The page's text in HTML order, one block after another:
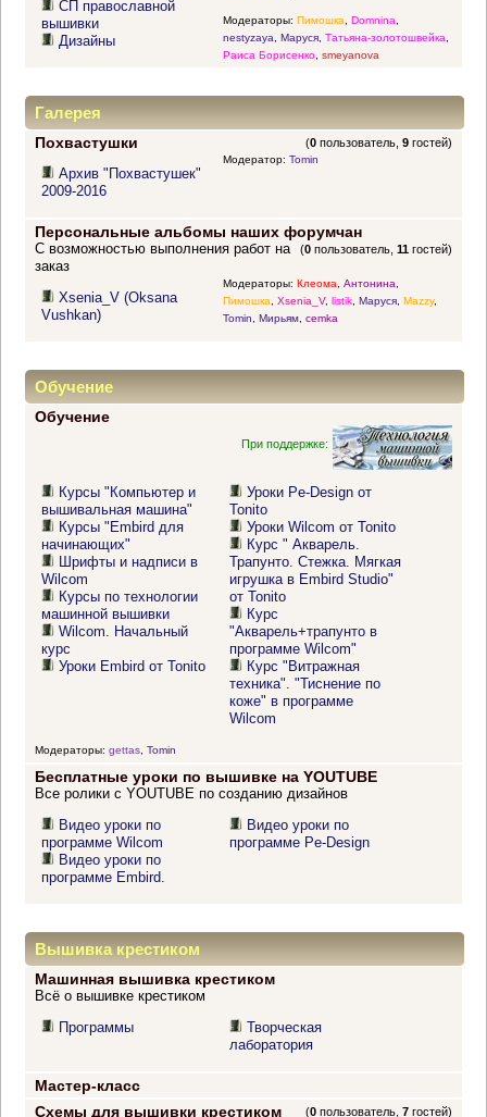
СП православной
вышивки
Дизайны
Модераторы: Пимошка Domnina
nestyzaya
Маруся, Татьяна-золотошвейка
Раиса Борисенко, smeyanova
Галерея
Похвастушки (0 пользователь,9 гостей)
Архив "Похвастушек"
2009-2016
Модератор: Tomin
Персональные альбомы наших форумчан
(0 пользователь,11 гостей)
С возможностью выполнения работ на
заказ
Xsenia_V (Oksana
Vushkan)
Модераторы: Клеома, Антонина,
Пимошка, Xsenia_V, listik, Маруся, Mazzy,
Tomin, Мирьям, cemka
Обучение
Обучение
При поддержке:
Курсы "Компьютер и
вышивальная машина"
Курсы "Embird для
начинающих"
Шрифты и надписи в
Wilcom
Курсы по технологии
машинной вышивки
Wilcom. Начальный
курс
Уроки Embird от Tonito
Уроки Pe-Design от
Tonito
Уроки Wilcom от Tonito
Курс " Акварель.
Трапунто. Стежка. Мягкая
игрушка в Embird Studio"
от Tonito
Курс
"Акварель+трапунто в
программе Wilcom"
Курс "Витражная
техника". "Тиснение по
коже" в программе
Wilcom
Модераторы: gettas, Tomin
Бесплатные уроки по вышивке на YOUTUBE
Все ролики с YOUTUBE по созданию дизайнов
Видео уроки по
программе Wilcom
Видео уроки по
программе Embird.
Видео уроки по
программе Pe-Design
Вышивка крестиком
Машинная вышивка крестиком
Всё о вышивке крестиком
Программы
Творческая
лаборатория
Мастер-класс
Схемы для вышивки крестиком
(0 пользователь,7 гостей)